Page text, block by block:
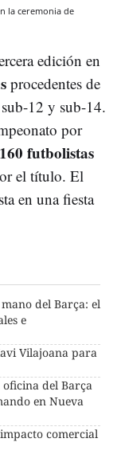
la ceremonia de
edición en
procedentes de
12 y sub-14.
por
160 futbolistas
el título. El
en una fiesta
del Barça: el
e
Vilajoana para
del Barça
en Nueva
comercial